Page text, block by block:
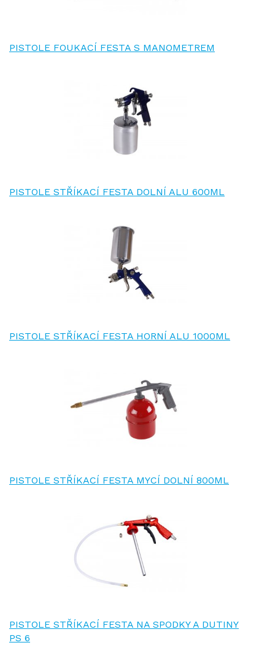
PISTOLE FOUKACÍ FESTA S MANOMETREM
PISTOLE STŘÍKACÍ FESTA DOLNÍ ALU 600ML
PISTOLE STŘÍKACÍ FESTA HORNÍ ALU 1000ML
PISTOLE STŘÍKACÍ FESTA MYCÍ DOLNÍ 800ML
PISTOLE STŘÍKACÍ FESTA NA SPODKY A DUTINY
PS 6